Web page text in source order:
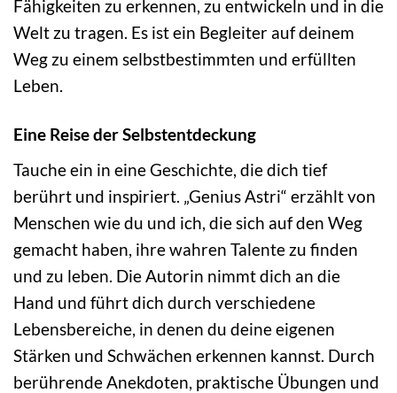
Fähigkeiten zu erkennen, zu entwickeln und in die
Welt zu tragen. Es ist ein Begleiter auf deinem
Weg zu einem selbstbestimmten und erfüllten
Leben.
Eine Reise der Selbstentdeckung
Tauche ein in eine Geschichte, die dich tief
berührt und inspiriert. „Genius Astri“ erzählt von
Menschen wie du und ich, die sich auf den Weg
gemacht haben, ihre wahren Talente zu finden
und zu leben. Die Autorin nimmt dich an die
Hand und führt dich durch verschiedene
Lebensbereiche, in denen du deine eigenen
Stärken und Schwächen erkennen kannst. Durch
berührende Anekdoten, praktische Übungen und